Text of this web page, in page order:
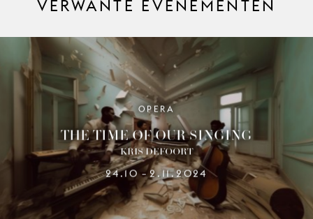
VERWANTE EVENEMENTEN
OPERA
THE TIME OF OUR SINGING
KRIS DEFOORT
24.10 –2.11.2024